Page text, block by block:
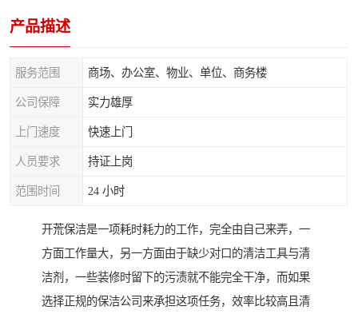
产品描述
服务范围 商场、办公室、物业、单位、商务楼
公司保障 实力雄厚
上门速度 快速上门
人员要求 持证上岗
范围时间 24 小时
开荒保洁是一项耗时耗力的工作，完全由自己来弄，一
方面工作量大，另一方面由于缺少对口的清洁工具与清
洁剂，一些装修时留下的污渍就不能完全干净，而如果
选择正规的保洁公司来承担这项任务，效率比较高且清